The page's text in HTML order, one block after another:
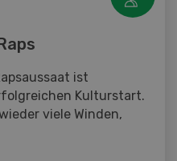
ist
Kulturstart.
viele Winden,